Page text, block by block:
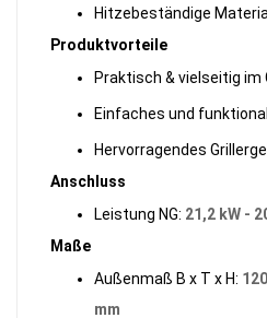
Hitzebeständige
Produktvorteile
Praktisch & vielseitig im
Einfaches und
Hervorragendes
Anschluss
Leistung NG: 21,2 kW -
Maße
Außenmaß B x T x H:
mm